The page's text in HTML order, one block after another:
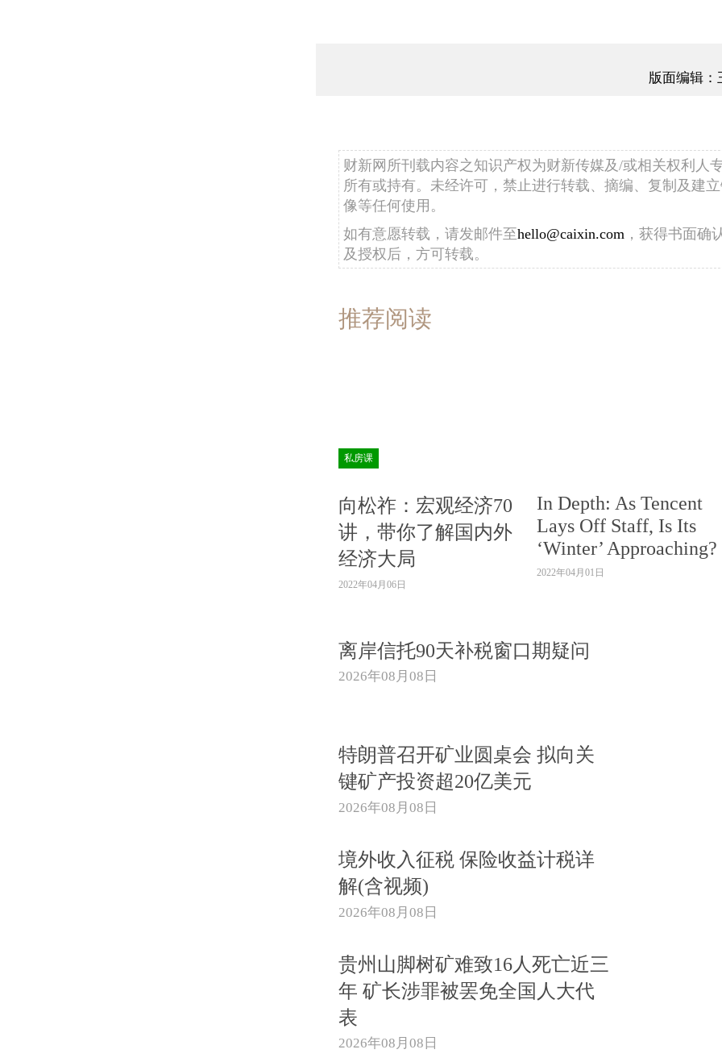
版面编辑：
财新网所刊载内容之知识产权为财新传媒及/或相关权利人
所有或持有。未经许可，禁止进行转载、摘编、复制及建
像等任何使用。
如有意愿转载，请发邮件至hello@caixin.com ，获得书面确
及授权后，方可转载。
推荐阅读
私房课
向松祚：宏观经济70
讲，带你了解国内外
经济大局
2022年04月06日
In Depth: As Tencent
Lays Off Staff, Is Its
‘Winter’ Approaching?
2022年04月01日
离岸信托90天补税窗口期疑问
2026年08月08日
特朗普召开矿业圆桌会 拟向关
键矿产投资超20亿美元
2026年08月08日
境外收入征税 保险收益计税详
解(含视频)
2026年08月08日
贵州山脚树矿难致16人死亡近三
年 矿长涉罪被罢免全国人大代
表
2026年08月08日